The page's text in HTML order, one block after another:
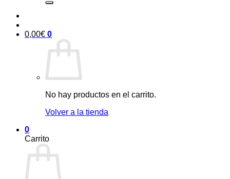
0,00€ 0
No hay productos en el carrito.
Volver a la tienda
0
Carrito